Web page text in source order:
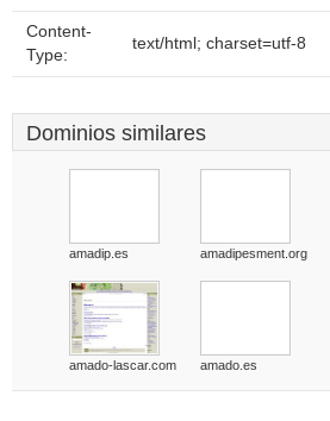
Content-
Type:
text/html; charset=utf-8
Dominios similares
amadip.es amadipesment.org
amado-lascar.com amado.es